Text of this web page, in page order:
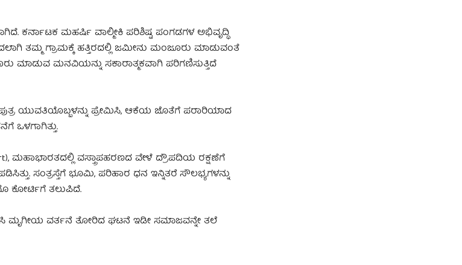
ಕರ್ನಾಟಕ ಮಹರ್ಷಿ ವಾಲ್ಮೀಕಿ ಪರಿಶಿಷ್ಟ ಪಂಗಡಗಳ ಅಭಿವೃದ್ಧಿ
ತಮ್ಮ ಗ್ರಾಮಕ್ಕೆ ಹತ್ತಿರದಲ್ಲಿ ಜಮೀನು ಮಂಜೂರು ಮಾಡುವಂತೆ
ಮನವಿಯನ್ನು ಸಕಾರಾತ್ಮಕವಾಗಿ ಪರಿಗಣಿಸುತ್ತಿದೆ
ಯುವತಿಯೊಬ್ಬಳನ್ನು ಪ್ರೇಮಿಸಿ, ಆಕೆಯ ಜೊತೆಗೆ ಪರಾರಿಯಾದ
ಒಳಗಾಗಿತ್ತು.
ಮಹಾಭಾರತದಲ್ಲಿ ವಸ್ತ್ರಾಪಹರಣದ ವೇಳೆ ದ್ರೌಪದಿಯ ರಕ್ಷಣೆಗೆ
ಸಂತ್ರಸ್ತೆಗೆ ಭೂಮಿ, ಪರಿಹಾರ ಧನ ಇನ್ನಿತರೆ ಸೌಲಭ್ಯಗಳನ್ನು
ಕೋರ್ಟಿಗೆ ತಲುಪಿದೆ.
ಮೃಗೀಯ ವರ್ತನೆ ತೋರಿದ ಘಟನೆ ಇಡೀ ಸಮಾಜವನ್ನೇ ತಲೆ